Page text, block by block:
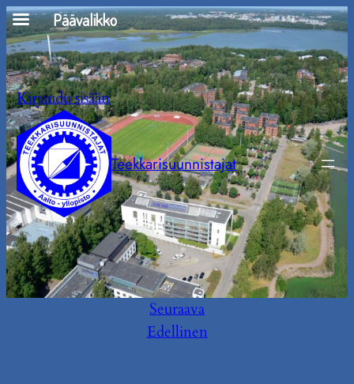
Siirry
sisältöön
Kirjaudu sisään
Teekkarisuunnistajat
Seuraava
Edellinen
Päävalikko